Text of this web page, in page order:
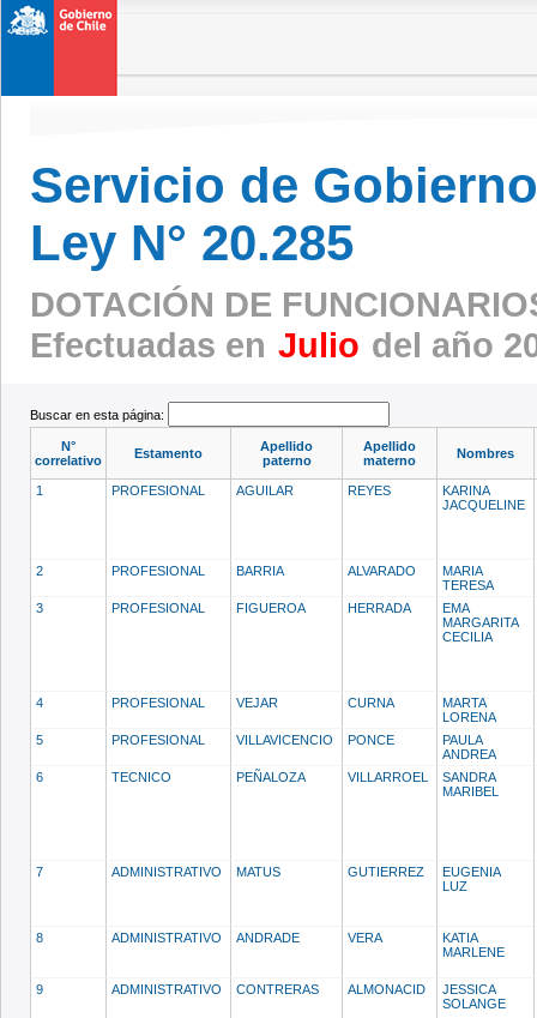
Servicio de
Ley N° 20.285
DOTACIÓN DE
Efectuadas en Julio del año
Buscar en esta página:
N°
correlativo
Estamento
Apellido
paterno
Apellido
materno
Nombres
1 PROFESIONAL AGUILAR REYES
KARINA
JACQUELINE
2 PROFESIONAL BARRIA ALVARADO
MARIA
TERESA
3
PROFESIONAL FIGUEROA HERRADA
EMA
MARGARITA
CECILIA
4 PROFESIONAL VEJAR CURNA
MARTA
LORENA
5
PROFESIONAL VILLAVICENCIO PONCE
PAULA
ANDREA
6
TECNICO PEÑALOZA VILLARROEL
SANDRA
MARIBEL
7 ADMINISTRATIVO MATUS GUTIERREZ
EUGENIA
LUZ
8 ADMINISTRATIVO ANDRADE VERA
KATIA
MARLENE
9 ADMINISTRATIVO CONTRERAS ALMONACID
JESSICA
SOLANGE